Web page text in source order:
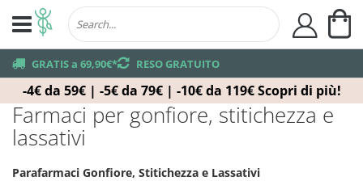
-4€ da 59€ | -5€ da 79€ | -10€ da 119€ Scopri di più!
truck GRATIS a 69,90€*returns RESO GRATUITO
user
Farmaci per gonfiore, stitichezza e
lassativi
Parafarmaci Gonfiore, Stitichezza e Lassativi